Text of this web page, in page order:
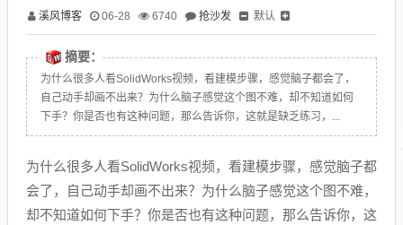
溪风博客 06-28 6740 抢沙发 默认
摘要：
为什么很多人看SolidWorks视频，看建模步骤，感觉脑子都会了，
自己动手却画不出来？为什么脑子感觉这个图不难，却不知道如何
下手？你是否也有这种问题，那么告诉你，这就是缺乏练习，...
为什么很多人看SolidWorks视频，看建模步骤，感觉脑子都
会了，自己动手却画不出来？为什么脑子感觉这个图不难，
却不知道如何下手？你是否也有这种问题，那么告诉你，这